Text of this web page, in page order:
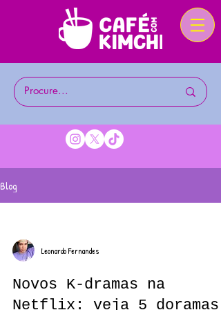
Blog
Leonardo Fernandes
Novos K-dramas na
Netflix: veja 5 doramas